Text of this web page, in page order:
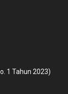
1 Tahun 2023)